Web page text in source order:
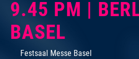
9.45 PM |
BASEL
Festsaal Messe Basel